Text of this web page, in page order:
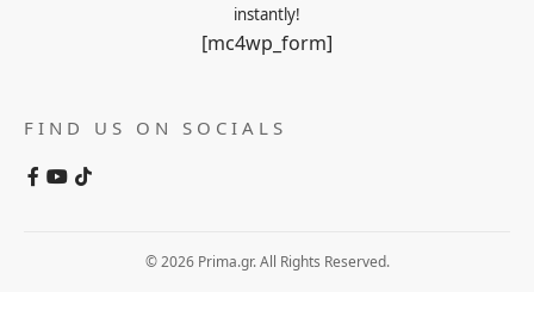
instantly!
[mc4wp_form]
FIND US ON SOCIALS
© 2026 Prima.gr. All Rights Reserved.